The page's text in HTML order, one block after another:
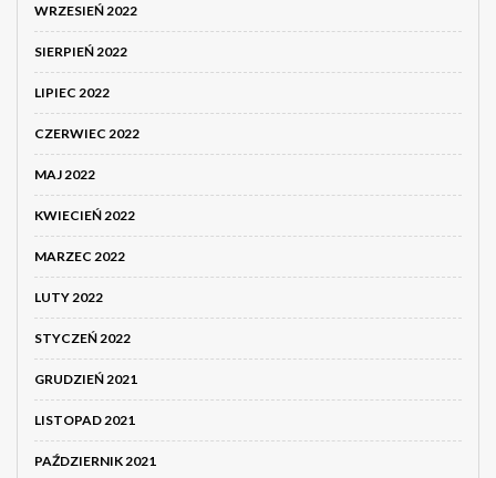
WRZESIEŃ 2022
SIERPIEŃ 2022
LIPIEC 2022
CZERWIEC 2022
MAJ 2022
KWIECIEŃ 2022
MARZEC 2022
LUTY 2022
STYCZEŃ 2022
GRUDZIEŃ 2021
LISTOPAD 2021
PAŹDZIERNIK 2021